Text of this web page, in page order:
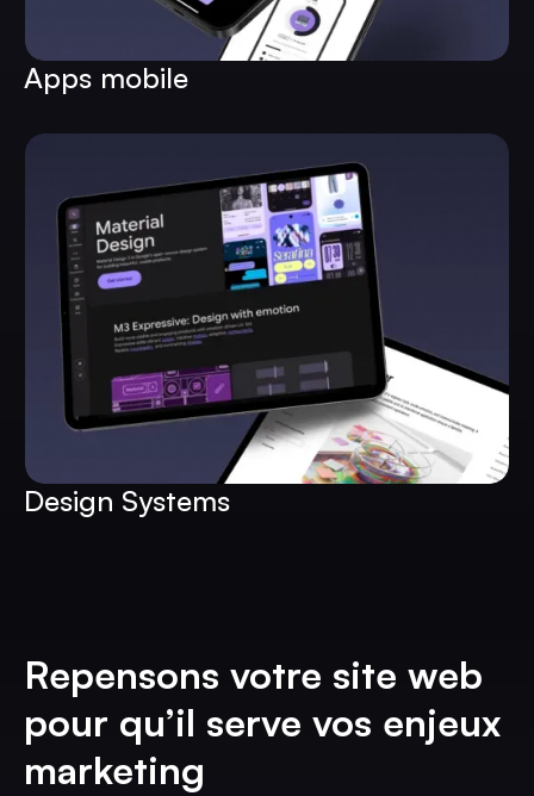
Apps mobile
Design Systems
Repensons votre site web
pour qu’il serve vos enjeux
marketing